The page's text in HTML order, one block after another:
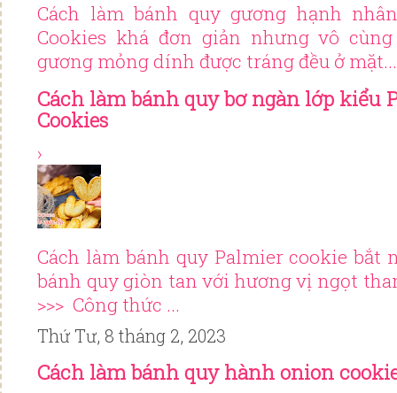
Cách làm bánh quy gương hạnh
Cookies khá đơn giản nhưng vô
gương mỏng dính được tráng đều ở mặt...
Cách làm bánh quy bơ ngàn lớp kiểu
Cookies
›
Cách làm bánh quy Palmier cookie bắt
bánh quy giòn tan với hương vị ngọt
>>> Công thức ...
Thứ Tư, 8 tháng 2, 2023
Cách làm bánh quy hành onion